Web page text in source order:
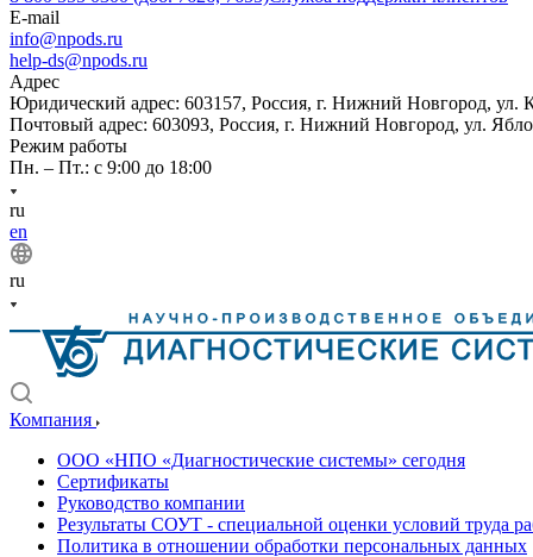
E-mail
info@npods.ru
help-ds@npods.ru
Адрес
Юридический адрес: 603157, Россия, г. Нижний Новгород, ул.
Почтовый адрес: 603093, Россия, г. Нижний Новгород, ул.
Режим работы
Пн. – Пт.: с 9:00 до 18:00
ru
en
ru
Компания
ООО «НПО «Диагностические системы» сегодня
Сертификаты
Руководство компании
Результаты СОУТ - специальной оценки условий труда
Политика в отношении обработки персональных данных